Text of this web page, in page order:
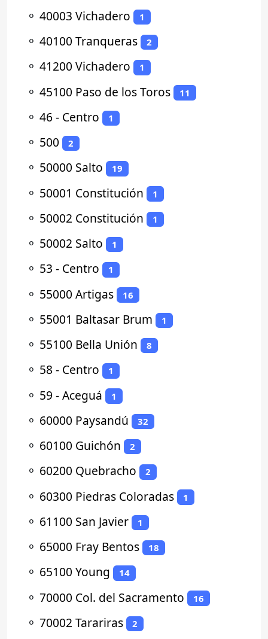
⚬ 40003 Vichadero 1
⚬ 40100 Tranqueras 2
⚬ 41200 Vichadero 1
⚬ 45100 Paso de los Toros 11
⚬ 46 - Centro 1
⚬ 500 2
⚬ 50000 Salto 19
⚬ 50001 Constitución 1
⚬ 50002 Constitución 1
⚬ 50002 Salto 1
⚬ 53 - Centro 1
⚬ 55000 Artigas 16
⚬ 55001 Baltasar Brum 1
⚬ 55100 Bella Unión 8
⚬ 58 - Centro 1
⚬ 59 - Aceguá 1
⚬ 60000 Paysandú 32
⚬ 60100 Guichón 2
⚬ 60200 Quebracho 2
⚬ 60300 Piedras Coloradas 1
⚬ 61100 San Javier 1
⚬ 65000 Fray Bentos 18
⚬ 65100 Young 14
⚬ 70000 Col. del Sacramento 16
⚬ 70002 Tarariras 2